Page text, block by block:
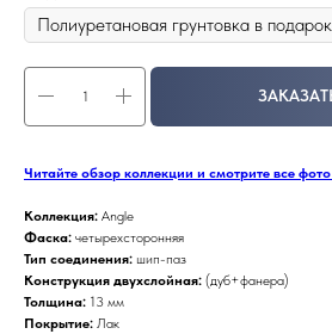
Читайте обзор коллекции и смотрите все
Коллекция: Angle
Фаска: четырехсторонняя
Тип соединения: шип-паз
Конструкция двухслойная: (дуб+фанера)
Толщина: 13 мм
Покрытие: Лак